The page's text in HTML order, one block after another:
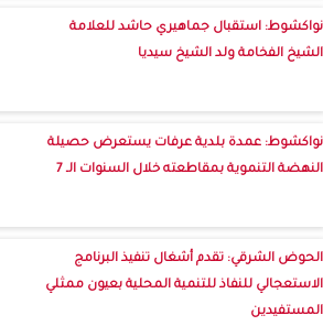
نواكشوط: استقبال جماهيري حاشد للعلامة
الشيخ الفخامة ولد الشيخ سيديا
نواكشوط: عمدة بلدية عرفات يستعرض حصيلة
النهضة التنموية بمقاطعته خلال السنوات الـ 7
الحوض الشرقي: تقدم أشغال تنفيذ البرنامج
الاستعجالي للنفاذ للتنمية المحلية بعيون ممثلي
المستفيدين